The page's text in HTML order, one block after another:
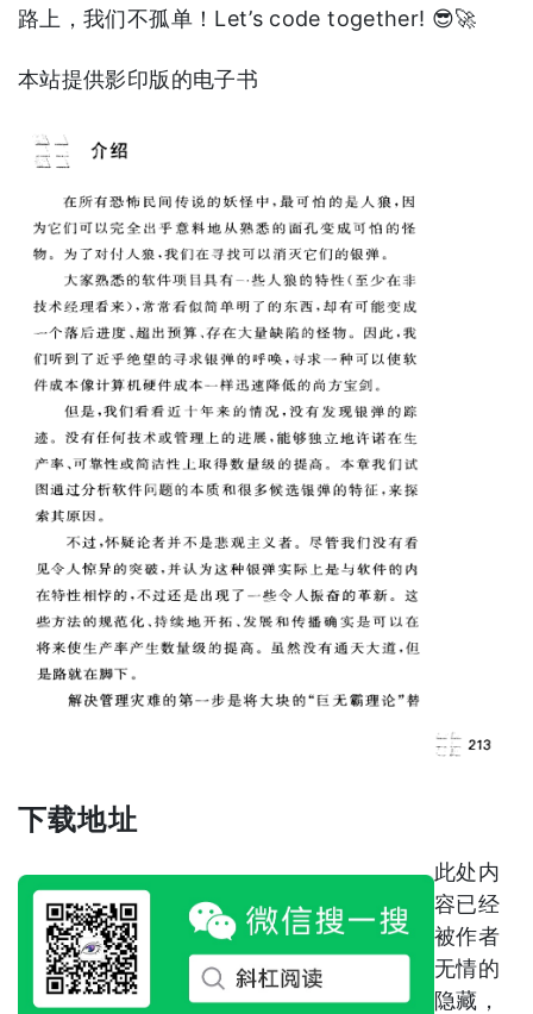
路上，我们不孤单！Let’s code together! 😎🚀
本站提供影印版的电子书
下载地址
此处内
容已经
被作者
无情的
隐藏，